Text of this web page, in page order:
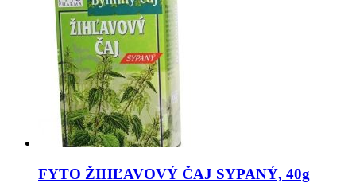
FYTO ŽIHĽAVOVÝ ČAJ SYPANÝ, 40g